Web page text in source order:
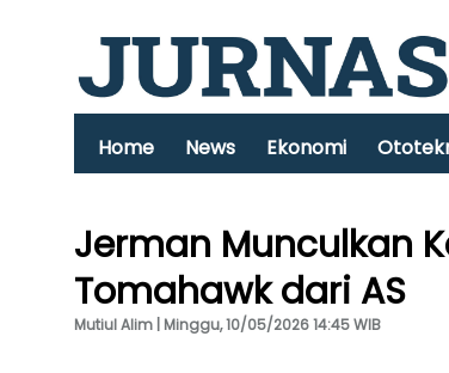
Home News Ekonomi
Jerman Munculkan
Tomahawk dari AS
Mutiul Alim | Minggu, 10/05/2026 14:45 WIB